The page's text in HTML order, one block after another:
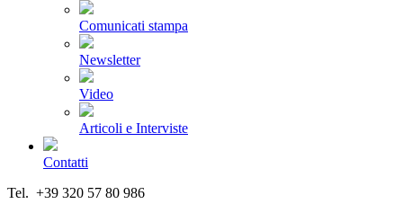
Comunicati stampa
Newsletter
Video
Articoli e Interviste
Contatti
Tel. +39 320 57 80 986